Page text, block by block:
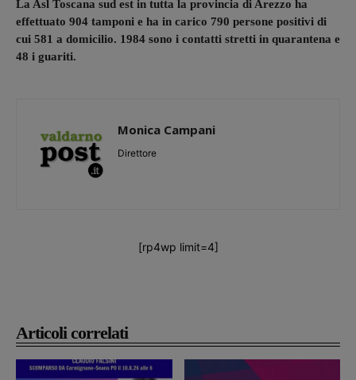
Articoli correlati
La Asl Toscana sud est in tutta la provincia di Arezzo ha
effettuato 904 tamponi e ha in carico 790 persone positivi di
cui 581 a domicilio. 1984 sono i contatti stretti in quarantena e
48 i guariti.
Monica Campani
Direttore
[rp4wp limit=4]